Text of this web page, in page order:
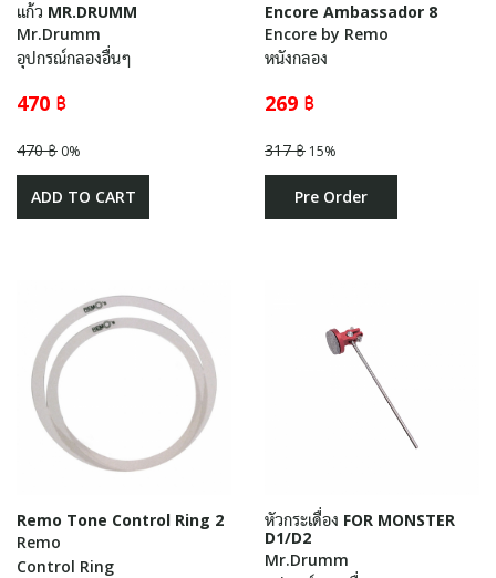
แก้ว MR.DRUMM
Mr.Drumm
อุปกรณ์กลองอื่นๆ
470 ฿
470 ฿ 0%
ADD TO CART
Encore Ambassador 8
Encore by Remo
หนังกลอง
269 ฿
317 ฿ 15%
Pre Order
Remo Tone Control Ring 2
Remo
Control Ring
หัวกระเดื่อง FOR MONSTER
D1/D2
Mr.Drumm